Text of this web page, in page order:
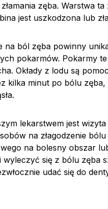
zęba. Warstwa
jest uszkodzona lub
na ból zęba powinny
pokarmów. Pokarmy
Okłady z lodu są
kilka minut po bólu
lekarstwem jest
na złagodzenie
na bolesny obszar
wyleczyć się z bólu zęba
udać się do